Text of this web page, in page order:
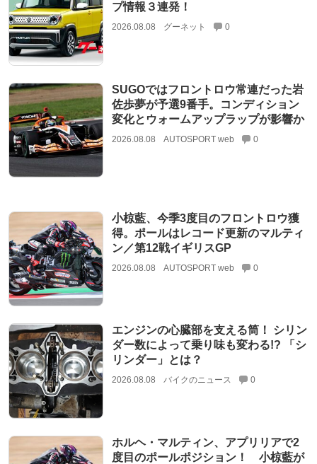
プ情報３連発！
2026.08.08 グーネット 0
SUGOではフロントロウ常連だった岩
佐歩夢が予選9番手。コンディション
変化とウォームアップラップが影響か
2026.08.08 AUTOSPORT web 0
小椋藍、今季3度目のフロントロウ獲
得。ポールはレコード更新のマルティ
ン／第12戦イギリスGP
2026.08.08 AUTOSPORT web 0
エンジンの心臓部を支える筒！ シリン
ダー数によって乗り味も変わる!? 「シ
リンダー」とは？
2026.08.08 バイクのニュース 0
ホルヘ・マルティン、アプリリアで2
度目のポールポジション！ 小椋藍が